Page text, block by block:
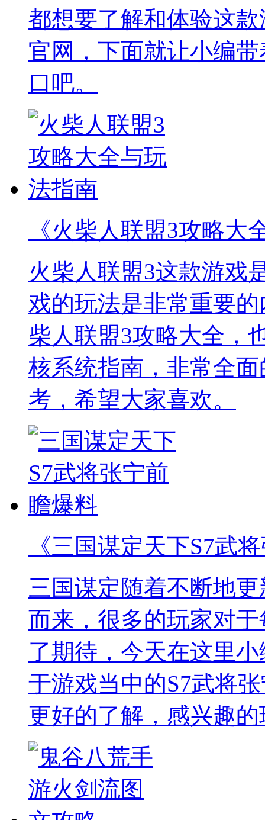
都想要了解和体验这
官网，下面就让小编
口吧。
《火柴人联盟3攻略大
火柴人联盟3这款游戏
戏的玩法是非常重要
柴人联盟3攻略大全，
核系统指南，非常全
考，希望大家喜欢。
《三国谋定天下S7武
三国谋定随着不断地
而来，很多的玩家对
了期待，今天在这里
于游戏当中的S7武将
更好的了解，感兴趣